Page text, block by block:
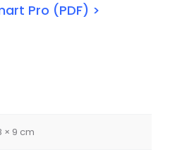
Pro (PDF) >
× 9 cm